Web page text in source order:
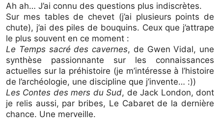
Ah ah… J’ai connu des questions plus indiscrètes.
Sur mes tables de chevet (j’ai plusieurs points de
chute), j’ai des piles de bouquins. Ceux que j’attrape
le plus souvent en ce moment :
Le Temps sacré des cavernes, de Gwen Vidal, une
synthèse passionnante sur les connaissances
actuelles sur la préhistoire (je m’intéresse à l’histoire
de l’archéologie, une discipline que j’invente… :))
Les Contes des mers du Sud, de Jack London, dont
je relis aussi, par bribes, Le Cabaret de la dernière
chance. Une merveille.